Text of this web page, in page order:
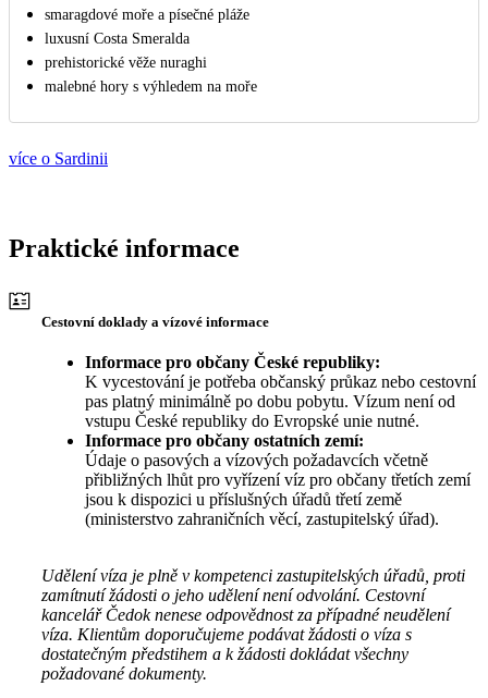
smaragdové moře a písečné pláže
luxusní Costa Smeralda
prehistorické věže nuraghi
malebné hory s výhledem na moře
více o Sardinii
Praktické informace
Cestovní doklady a vízové informace
Informace pro občany České republiky:
K vycestování je potřeba občanský průkaz nebo cestovní
pas platný minimálně po dobu pobytu. Vízum není od
vstupu České republiky do Evropské unie nutné.
Informace pro občany ostatních zemí:
Údaje o pasových a vízových požadavcích včetně
přibližných lhůt pro vyřízení víz pro občany třetích zemí
jsou k dispozici u příslušných úřadů třetí země
(ministerstvo zahraničních věcí, zastupitelský úřad).
Udělení víza je plně v kompetenci zastupitelských úřadů, proti
zamítnutí žádosti o jeho udělení není odvolání. Cestovní
kancelář Čedok nenese odpovědnost za případné neudělení
víza. Klientům doporučujeme podávat žádosti o víza s
dostatečným předstihem a k žádosti dokládat všechny
požadované dokumenty.